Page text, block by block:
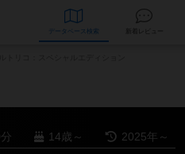
データベース
14歳～ 2025年～